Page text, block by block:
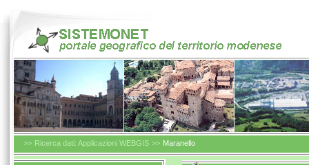
>> Ricerca dati: Applicazioni WEBGIS >> Maranello